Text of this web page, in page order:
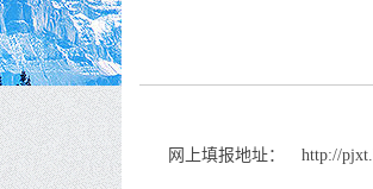
网上填报地址： http://